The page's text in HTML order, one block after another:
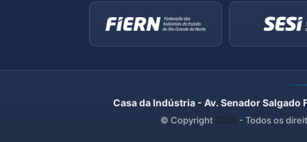
Casa da Indústria - Av. Senador
© Copyright 2026 - Todos os